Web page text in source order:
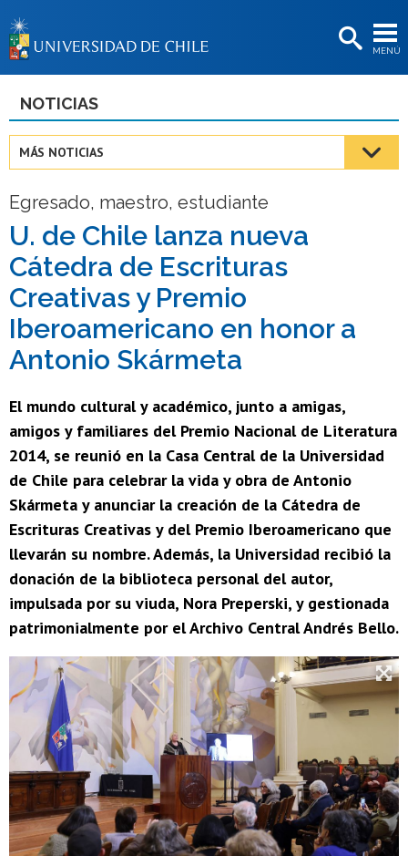
MENÚ
BIBLIOTECAS
Estudiantes
Académicas/os
Funcionarias/os
Egresadas/os
NOTICIAS
MÁS NOTICIAS
Egresado, maestro, estudiante
U. de Chile lanza nueva
Cátedra de Escrituras
Creativas y Premio
Iberoamericano en honor a
Antonio Skármeta
El mundo cultural y académico, junto a amigas,
amigos y familiares del Premio Nacional de Literatura
2014, se reunió en la Casa Central de la Universidad
de Chile para celebrar la vida y obra de Antonio
Skármeta y anunciar la creación de la Cátedra de
Escrituras Creativas y del Premio Iberoamericano que
llevarán su nombre. Además, la Universidad recibió la
donación de la biblioteca personal del autor,
impulsada por su viuda, Nora Preperski, y gestionada
patrimonialmente por el Archivo Central Andrés Bello.